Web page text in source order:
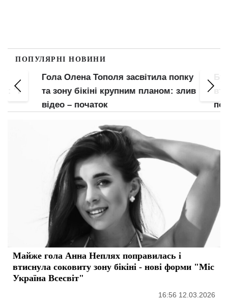
ПОПУЛЯРНІ НОВИНИ
Гола Олена Тополя засвітила попку
та зону бікіні крупним планом: злив
відео – початок
Майже гола Анна Неплях поправилась і
втиснула соковиту зону бікіні - нові форми "Міс
Україна Всесвіт"
16:56 12.03.2026